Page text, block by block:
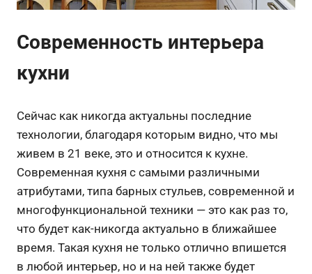
Современность интерьера
кухни
Сейчас как никогда актуальны последние
технологии, благодаря которым видно, что мы
живем в 21 веке, это и относится к кухне.
Современная кухня с самыми различными
атрибутами, типа барных стульев, современной и
многофункциональной техники — это как раз то,
что будет как-никогда актуально в ближайшее
время. Такая кухня не только отлично впишется
в любой интерьер, но и на ней также будет